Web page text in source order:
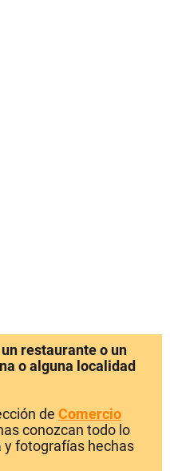
restaurante o un
o alguna localidad
de Comercio
conozcan todo lo
y fotografías hechas